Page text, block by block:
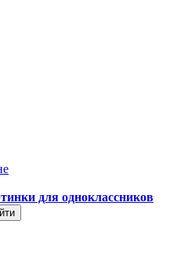
для одноклассников